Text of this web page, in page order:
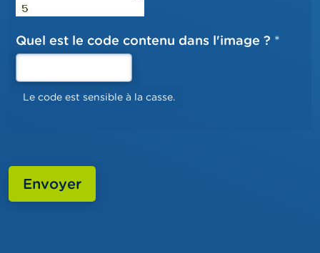
textfield
Quel est le code contenu dans l'image ?
Le code est sensible à la casse.
Envoyer